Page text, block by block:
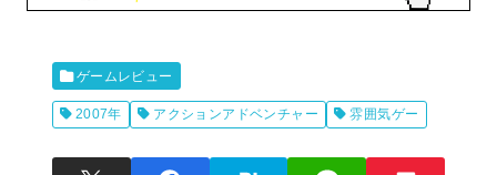
ゲームレビュー
2007年 アクションアドベンチャー 雰囲気ゲー